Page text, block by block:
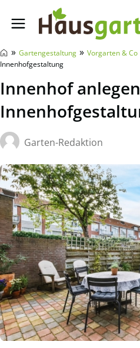
Hausgarten.net
» Gartengestaltung » Vorgarten & Co
Innenhofgestaltung
Innenhof
Garten-Redaktion